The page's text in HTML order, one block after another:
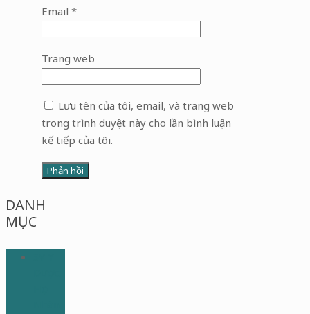
Email *
Trang web
Lưu tên của tôi, email, và trang web
trong trình duyệt này cho lần bình luận
kế tiếp của tôi.
DANH
MỤC